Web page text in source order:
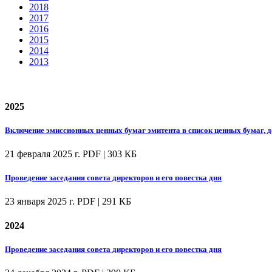
2018
2017
2016
2015
2014
2013
2025
Включение эмиссионных ценных бумаг эмитента в список ценных бумаг,
21 февраля 2025 г. PDF | 303 КБ
Проведение заседания совета директоров и его повестка дня
23 января 2025 г. PDF | 291 КБ
2024
Проведение заседания совета директоров и его повестка дня